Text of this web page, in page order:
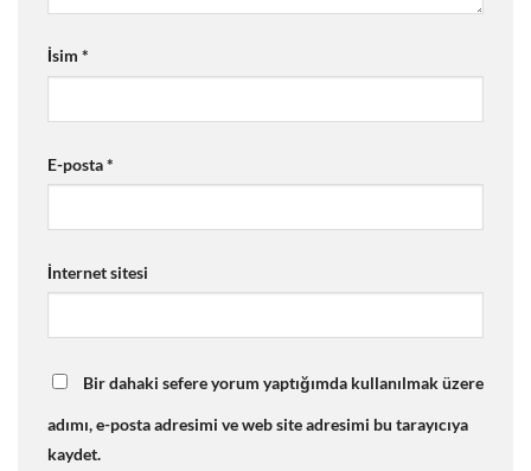
İsim *
E-posta*
İnternet sitesi
Bir dahaki sefere yorum yaptığımda kullanılmak üzere
adımı, e-posta adresimi ve web site adresimi bu tarayıcıya
kaydet.